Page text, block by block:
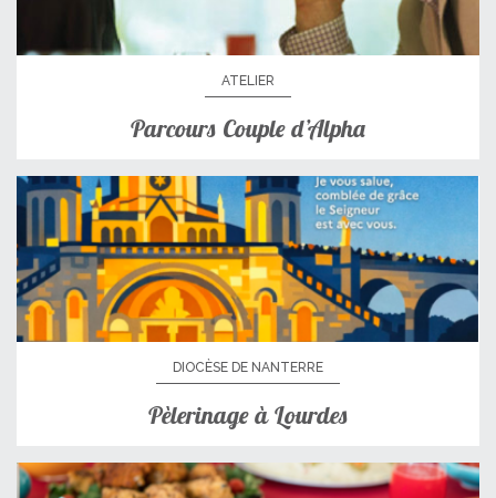
ATELIER
Parcours Couple d’Alpha
DIOCÈSE DE NANTERRE
Pèlerinage à Lourdes